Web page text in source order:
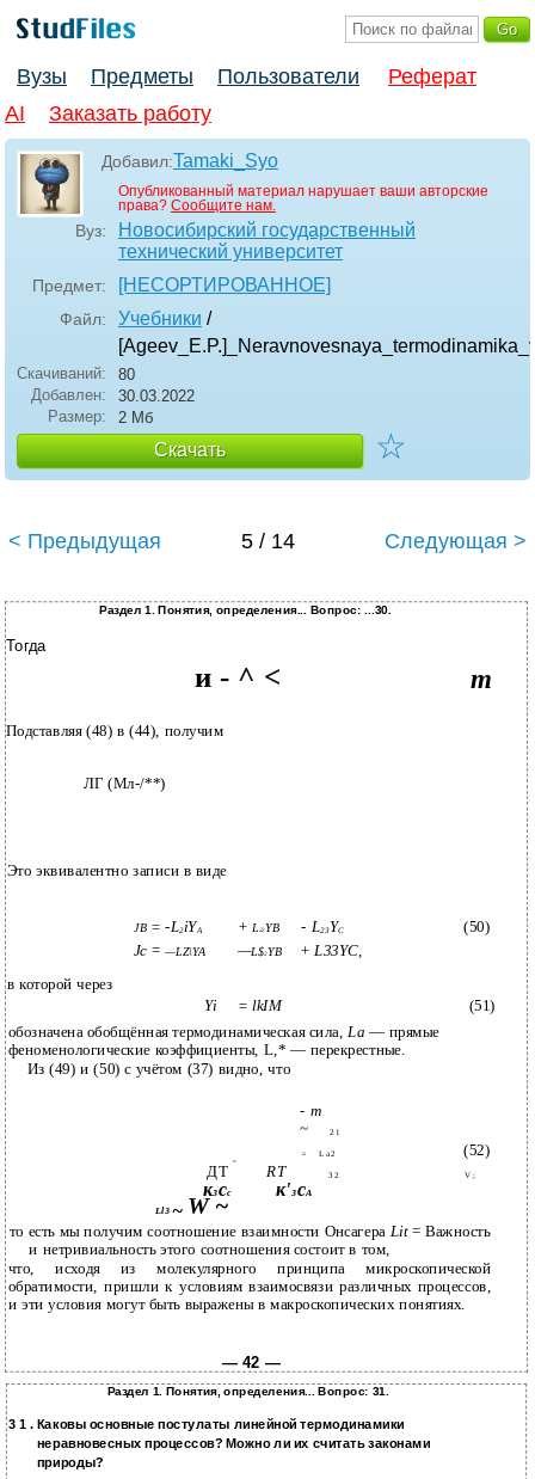
Вузы Предметы Пользователи
Реферат
AI
Заказать работу
Добавил:Tamaki_Syo
Опубликованный материал нарушает ваши авторские
права? Сообщите нам.
Вуз:
Новосибирский государственный
технический университет
Предмет: [НЕСОРТИРОВАННОЕ]
Файл: Учебники /
Скачиваний:
80
Добавлен:
30.03.2022
Размер:
2 Мб
Скачать ☆
< Предыдущая 5 / 14 Следующая >
Раздел 1. Понятия, определения... Вопрос: ...30.
Тогда
и - ^ < т
Подставляя (48) в (44), получим
ЛГ (Мл-/**)
Это эквивалентно записи в виде
JB = -L2iYA + L 22YB - L23YC (50)
Jc = —LZ\YA —L$2YB + L33YC,
в которой через
Yi = lkIM (51)
обозначена обобщённая термодинамическая сила,La— прямые
феноменологические коэффициенты, L,* — перекрестные.
Из (49) и (50) с учётом (37) видно, что
- т
~
2 1
ДТ
=
= L a 2 (52)
RT 3 2 V ;
к3сс к'3сА
Ll3~ W ~
то есть мы получим соотношение взаимности Онсагера Lit= Важность
и нетривиальность этого соотношения состоит в том,
что, исходя из молекулярного принципа микроскопической
обратимости, пришли к условиям взаимосвязи различных процессов,
и эти условия могут быть выражены в макроскопических понятиях.
— 42 —
Раздел 1. Понятия, определения... Вопрос: 31.
3 1 . Каковы основные постулаты линейной термодинамики
неравновесных процессов? Можно ли их считать законами
природы?